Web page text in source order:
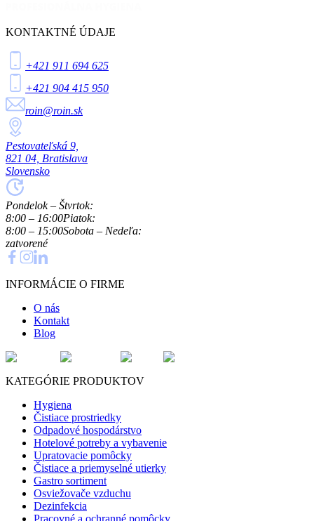
KONTAKTNÉ ÚDAJE
+421 911 694 625
+421 904 415 950
roin@roin.sk
Pestovateľská 9,
821 04, Bratislava
Slovensko
Pondelok – Štvrtok:
8:00 – 16:00Piatok:
8:00 – 15:00Sobota – Nedeľa:
zatvorené
INFORMÁCIE O FIRME
O nás
Kontakt
Blog
KATEGÓRIE PRODUKTOV
Hygiena
Čistiace prostriedky
Odpadové hospodárstvo
Hotelové potreby a vybavenie
Upratovacie pomôcky
Čistiace a priemyselné utierky
Gastro sortiment
Osviežovače vzduchu
Dezinfekcia
Pracovné a ochranné pomôcky